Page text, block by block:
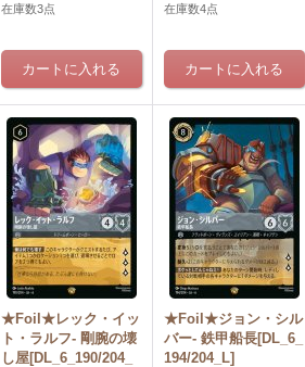
在庫数3点 在庫数4点
★Foil★レック・イッ
ト・ラルフ- 剛腕の壊
し屋[DL_6_190/204_
★Foil★ジョン・シル
バー- 鉄甲船長[DL_6_
194/204_L]